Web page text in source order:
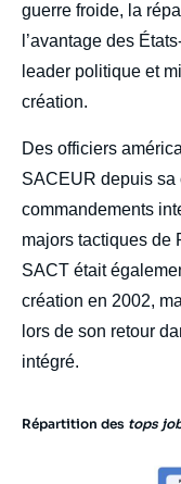
guerre froide, la
l’avantage des
leader politique et
création.
Des officiers
SACEUR depuis sa
commandements
majors tactiques de
SACT était
création en 2002,
lors de son retour
intégré.
Répartition des tops